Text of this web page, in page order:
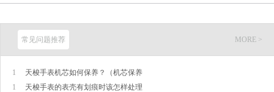
常见问题推荐 MORE >
1
天梭手表机芯如何保养？（机芯保养
1
天梭手表的表壳有划痕时该怎样处理